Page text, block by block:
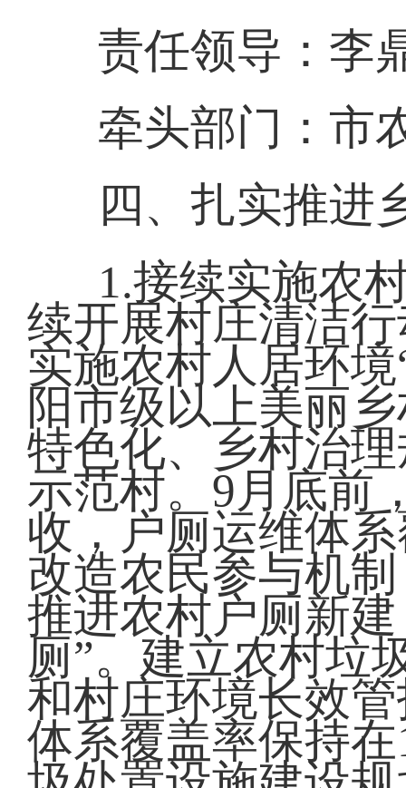
责任领导：李
牵头部门：市
四、扎实推进
1.接续实施农
续开展村庄清洁
实施农村人居环
阳市级以上美丽
特色化、乡村治
示范村。9月底前
收，户厕运维体
改造农民参与机
推进农村户厕新
厕”。建立农村垃
和村庄环境长效
体系覆盖率保持